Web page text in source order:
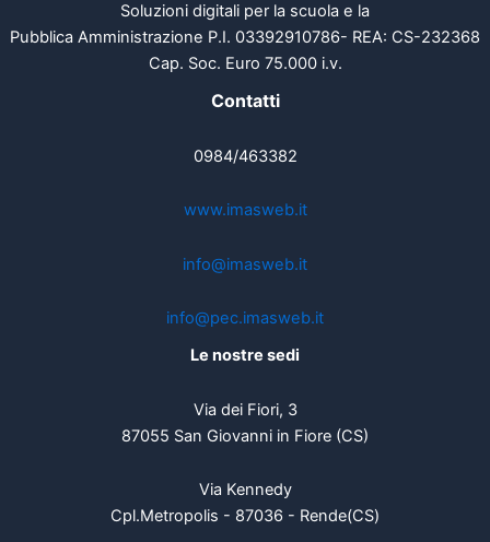
Soluzioni digitali per la scuola e la
Pubblica Amministrazione P.I. 03392910786- REA: CS-232368
Cap. Soc. Euro 75.000 i.v.
Contatti
0984/463382
www.imasweb.it
info@imasweb.it
info@pec.imasweb.it
Le nostre sedi
Via dei Fiori, 3
87055 San Giovanni in Fiore (CS)
Via Kennedy
Cpl.Metropolis - 87036 - Rende(CS)